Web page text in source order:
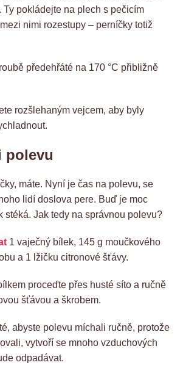
Ty pokládejte na plech s pečicím
nimi rozestupy – perníčky totiž
předehřáté na 170 °C přibližně
rozšlehaným vejcem, aby byly
polevu
máte. Nyní je čas na polevu, se
lidí doslova pere. Buď je moc
stéká. Jak tedy na správnou polevu?
1 vaječný bílek, 145 g moučkového
a 1 lžičku citronové šťávy.
proceďte přes husté síto a ručně
šťávou a škrobem.
abyste polevu míchali ručně, protože
vytvoří se mnoho vzduchových
odpadávat.